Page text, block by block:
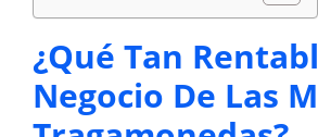
¿Qué Tan
Negocio De Las